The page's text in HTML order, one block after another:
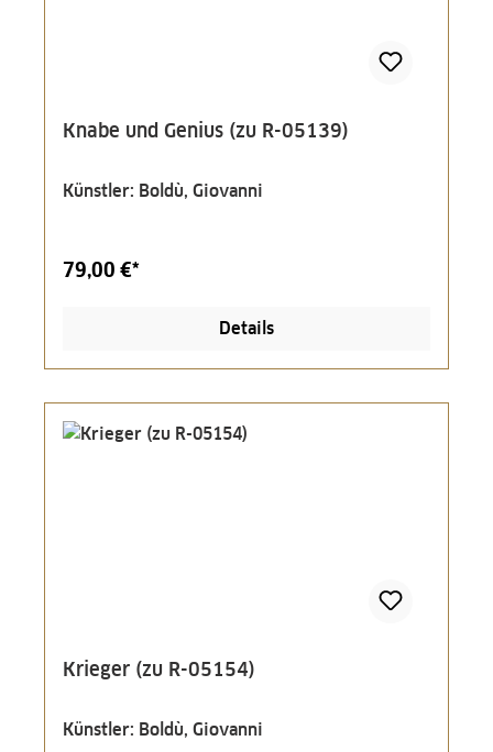
Knabe und Genius (zu R-05139)
Künstler: Boldù, Giovanni
79,00 €*
Details
Krieger (zu R-05154)
Künstler: Boldù, Giovanni